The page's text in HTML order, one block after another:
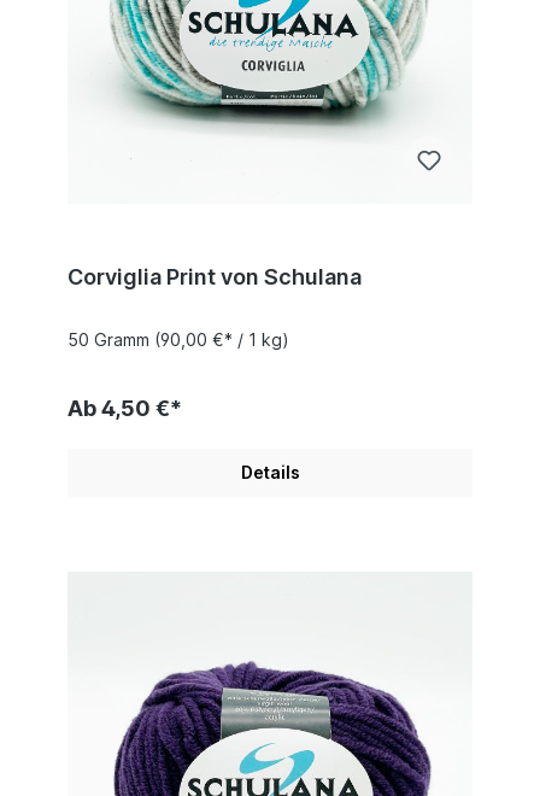
Corviglia Print von Schulana
50 Gramm (90,00 €* / 1 kg)
Ab 4,50 €*
Details